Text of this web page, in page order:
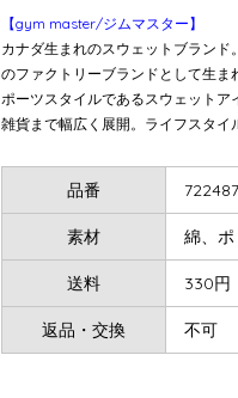
【gym master/ジムマスター】
カナダ生まれのスウェットブランド
のファクトリーブランドとして生
ポーツスタイルであるスウェット
雑貨まで幅広く展開。ライフスタイ
品番
素材 綿、
送料 330円
返品・交換 不可